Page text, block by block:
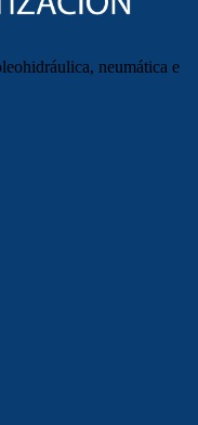
neumática e